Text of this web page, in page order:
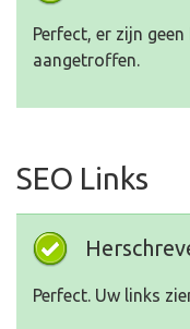
Perfect, er zijn
aangetroffen.
SEO Links
Perfect. Uw links